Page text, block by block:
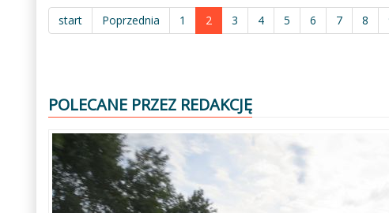
start Poprzednia 1 2 3 4 5 6 7 8
POLECANE PRZEZ REDAKCJĘ
Poprzedni
Następny